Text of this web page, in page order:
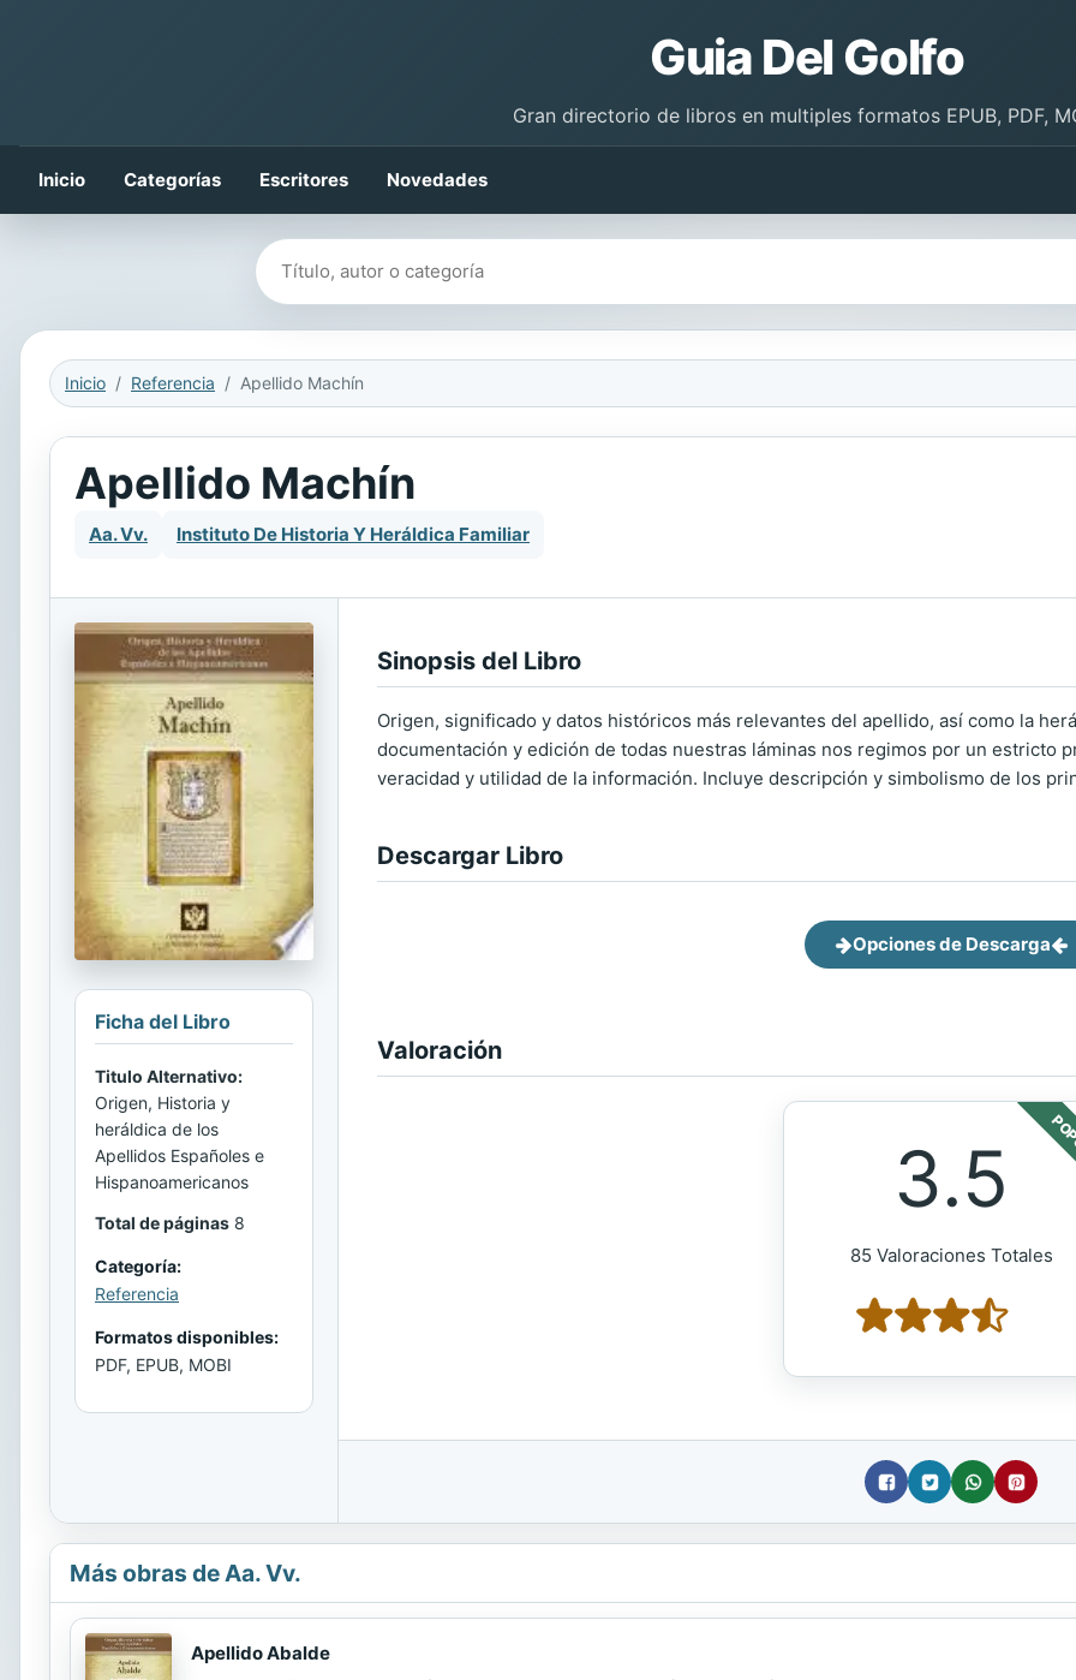
Guia Del Golfo
Gran directorio de libros en multiples formatos EPUB, PDF,
Inicio Categorías Escritores Novedades
Buscar libros
Inicio Referencia Apellido Machín
Apellido Machín
Aa. Vv. Instituto De Historia Y Heráldica Familiar
Ficha del Libro
Titulo Alternativo:
Origen, Historia y
heráldica de los
Apellidos Españoles e
Hispanoamericanos
Total de páginas 8
Categoría:
Referencia
Formatos disponibles:
PDF, EPUB, MOBI
Sinopsis del Libro
Origen, significado y datos históricos más relevantes del apellido, así como la
documentación y edición de todas nuestras láminas nos regimos por un estricto
veracidad y utilidad de la información. Incluye descripción y simbolismo de los
Descargar Libro
Opciones de Descarga
Valoración
3.5
85 Valoraciones Totales
Más obras de Aa. Vv.
Apellido Abalde